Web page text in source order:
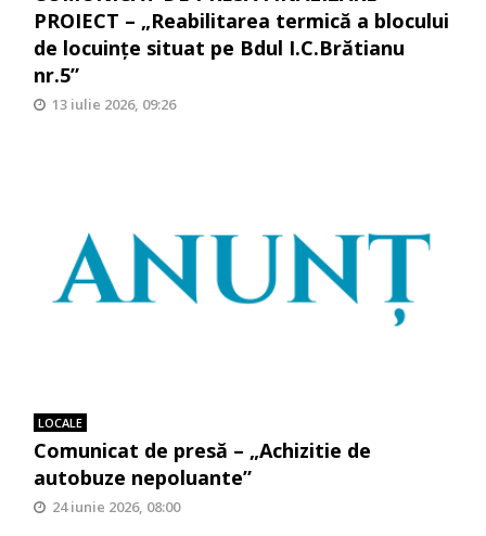
PROIECT – „Reabilitarea termică a blocului
de locuinţe situat pe Bdul I.C.Brătianu
nr.5”
13 iulie 2026, 09:26
LOCALE
Comunicat de presă – „Achizitie de
autobuze nepoluante”
24 iunie 2026, 08:00